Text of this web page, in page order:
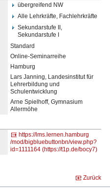
übergreifend NW
Alle Lehrkräfte, Fachlehrkräfte
Sekundarstufe II,
Sekundarstufe I
Standard
Online-Seminarreihe
Hamburg
Lars Janning, Landesinstitut für
Lehrerbildung und
Schulentwicklung
Arne Spielhoff, Gymnasium
Allermöhe
https://lms.lernen.hamburg
/mod/bigbluebuttonbn/view.​php?
id=1111164 (https://t1p.de/bocy7)
Zurück